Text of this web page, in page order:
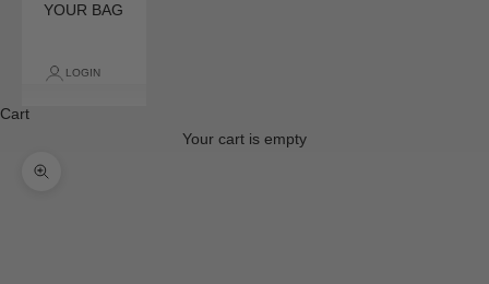
YOUR BAG
LOGIN
Cart
Your cart is empty
Zoom picture